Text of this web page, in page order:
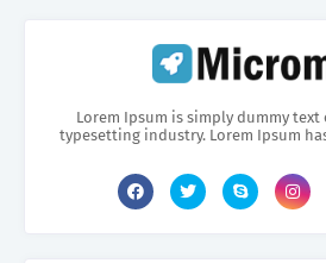
Lorem Ipsum is simply dummy
typesetting industry. Lorem Ipsum